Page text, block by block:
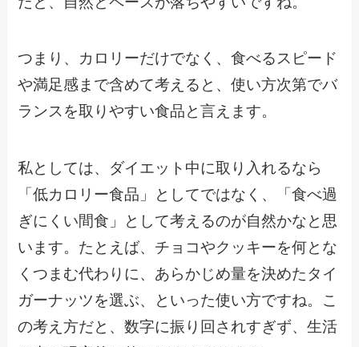
つまり、カロリーだけでなく、食べるスピード
や満足感まで含めて考えると、使い方次第でバ
ランスを取りやすい食品と言えます。
私としては、ダイエット中に取り入れるなら
「低カロリー食品」としてではなく、「食べ過
ぎにくい間食」として考えるのが自然かなと思
います。たとえば、チョコやクッキーを何とな
くつまむ代わりに、あらかじめ量を決めたタイ
ガーナッツを選ぶ、といった使い方ですね。こ
の考え方だと、数字に振り回されすぎず、生活